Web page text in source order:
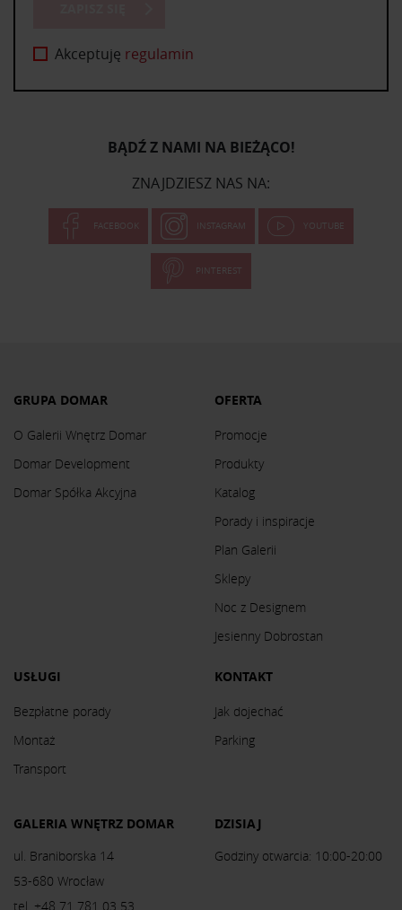
Akceptuję regulamin
BĄDŹ Z NAMI NA BIEŻĄCO!
ZNAJDZIESZ NAS NA:
FACEBOOK INSTAGRAM YOUTUBE
PINTEREST
GRUPA DOMAR
O Galerii Wnętrz Domar
Domar Development
Domar Spółka Akcyjna
OFERTA
Promocje
Produkty
Katalog
Porady i inspiracje
Plan Galerii
Sklepy
Noc z Designem
Jesienny Dobrostan
USŁUGI
Bezpłatne porady
Montaż
Transport
KONTAKT
Jak dojechać
Parking
GALERIA WNĘTRZ DOMAR
ul. Braniborska 14
53-680 Wrocław
tel. +48 71 781 03 53
DZISIAJ
Godziny otwarcia: 10:00-20:00